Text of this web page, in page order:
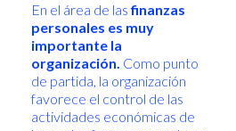
En el área de lasfinanzas
personales es muy
importante la
organización. Como punto
de partida, la organización
favorece el control de las
actividades económicas de